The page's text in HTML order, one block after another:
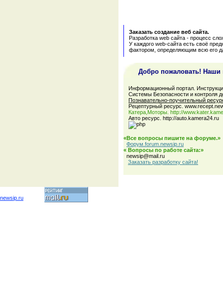
Заказать создание веб сайта.
Разработка web сайта - процесс
У каждого web-сайта есть своё
фактором, определяющим всю его
Добро пожаловать! Наши
Информационный портал.
Системы Безопасности и контроля
Познавательно-поучительный
Рецептурный ресурс.
Катера,Моторы. http://
Авто ресурс. http://auto.kamera24.ru
«Все вопросы пишите на форуме.»
Форум.forum.newsip.ru
« Вопросы по работе сайта:»
newsip@mail.ru
Заказать разработку сайта!
newsip.ru